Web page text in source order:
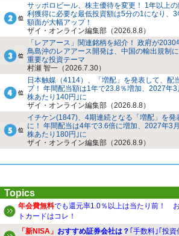
サッポロビール、株主優待を変更！ 1年以上
利獲得に必要な最低投資額は5分の1になり、
額面が大幅アップ！
ザイ・オンライン編集部（2026.8.8）
「レアアース」関連銘柄を紹介！ 政府が
鳥島沖のレアアース開発は、中国の輸出規制
重要な投資テーマ
村瀬 智一（2026.7.30）
日本触媒（4114）、「増配」を発表して、配
プ！ 年間配当額は1年で23.8％増加、2027年
株あたり140円｣に
ザイ・オンライン編集部（2026.8.8）
イチケン(1847)、4期連続となる「増配」を発
に！ 年間配当は4年で3.6倍に増加、2027年3
株あたり180円｣に
ザイ・オンライン編集部（2026.8.9）
Topics
年会費無料でも還元率1.0％以上は当たり前！
トカードはコレ！
「新NISA」 おすすめ証券会社は？ ｢手数料｣｢投